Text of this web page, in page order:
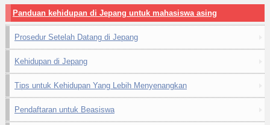
Panduan kehidupan di Jepang untuk mahasiswa asing
Prosedur Setelah Datang di Jepang
Kehidupan di Jepang
Tips untuk Kehidupan Yang Lebih Menyenangkan
Pendaftaran untuk Beasiswa